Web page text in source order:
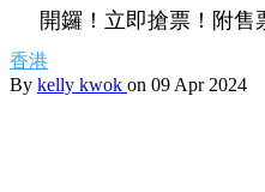
開鑼！立即搶票！附售
香港
By kelly kwok on 09 Apr 2024